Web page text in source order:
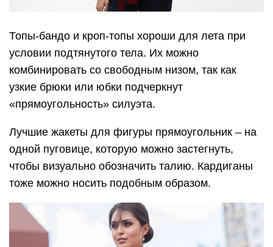
Топы-бандо и кроп-топы хороши для лета при
условии подтянутого тела. Их можно
комбинировать со свободным низом, так как
узкие брюки или юбки подчеркнут
«прямоугольность» силуэта.
Лучшие жакеты для фигуры прямоугольник – на
одной пуговице, которую можно застегнуть,
чтобы визуально обозначить талию. Кардиганы
тоже можно носить подобным образом.